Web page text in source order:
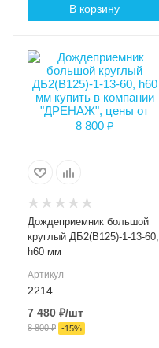
В корзину
Высота внешняя (мм)
Ширина внешняя (мм)
740
шт.
B125
Материал лотка и
решетки
Вес, кг
Серия
Дождеприемник большой
круглый ДБ2(В125)-1-13-60,
h60 мм
Артикул
2214
7 480 ₽/шт
8 800₽ -15%